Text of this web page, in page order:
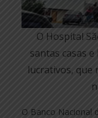
O Hospital
santas casas
lucrativos, que
O Banco Nacional